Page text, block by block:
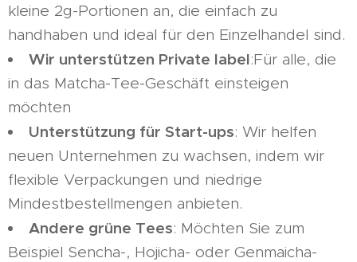
kleine 2g-Portionen an, die einfach zu
handhaben und ideal für den Einzelhandel sind.
Wir unterstützen Private label:Für alle, die
in das Matcha-Tee-Geschäft einsteigen
möchten
Unterstützung für Start-ups: Wir helfen
neuen Unternehmen zu wachsen, indem wir
flexible Verpackungen und niedrige
Mindestbestellmengen anbieten.
Andere grüne Tees: Möchten Sie zum
Beispiel Sencha-, Hojicha- oder Genmaicha-